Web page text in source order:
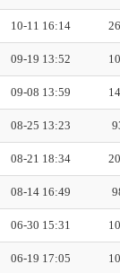
10-11 16:14
09-19 13:52
09-08 13:59
08-25 13:23
08-21 18:34
08-14 16:49
06-30 15:31
06-19 17:05